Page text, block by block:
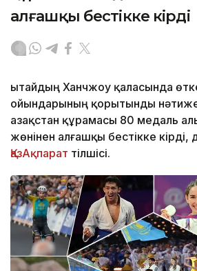
алғашқы бестікке кірді
Қытайдың Ханчжоу қаласында
ойындарының қорытынды
Қазақстан құрамасы 80 медаль
жөнінен алғашқы бестікке
ҚазАқпарат тілшісі.